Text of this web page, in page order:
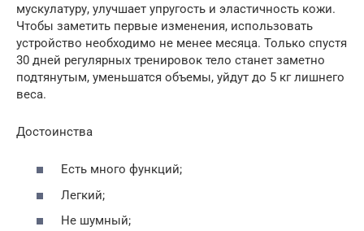
мускулатуру, улучшает упругость и эластичность кожи.
Чтобы заметить первые изменения, использовать
устройство необходимо не менее месяца. Только спустя
30 дней регулярных тренировок тело станет заметно
подтянутым, уменьшатся объемы, уйдут до 5 кг лишнего
веса.
Достоинства
Есть много функций;
Легкий;
Не шумный;